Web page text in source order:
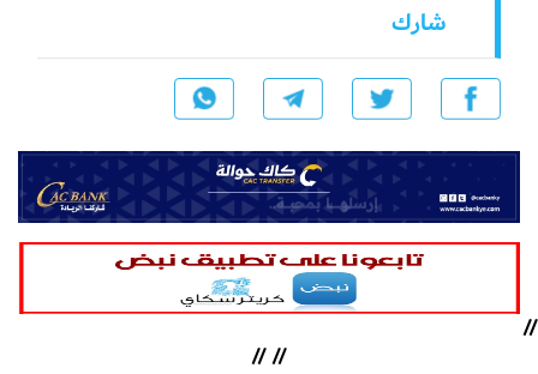
شارك
//
//
//